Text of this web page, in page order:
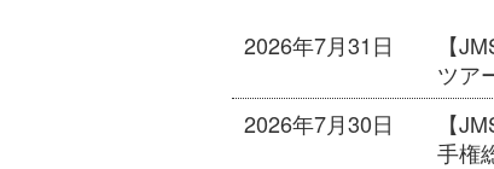
2026年7月31日
【
ツア
2026年7月30日
【
手権